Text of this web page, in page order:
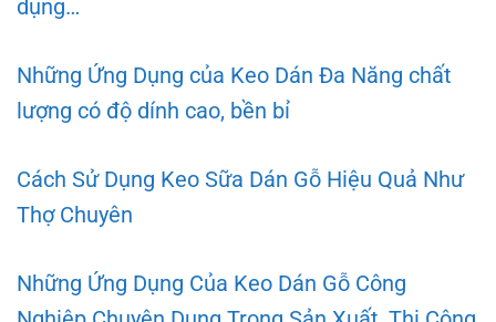
dụng…
Những Ứng Dụng của Keo Dán Đa Năng chất
lượng có độ dính cao, bền bỉ
Cách Sử Dụng Keo Sữa Dán Gỗ Hiệu Quả Như
Thợ Chuyên
Những Ứng Dụng Của Keo Dán Gỗ Công